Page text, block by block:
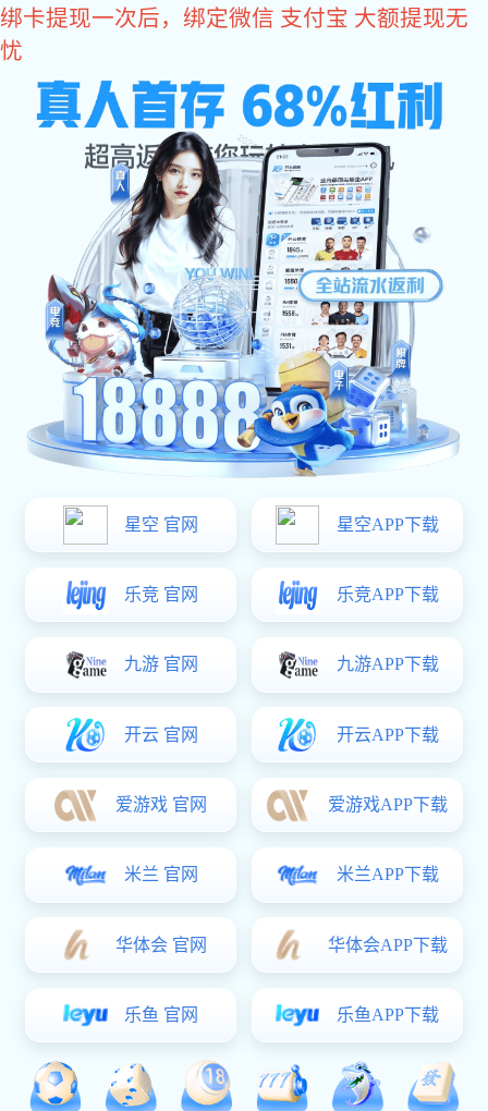
星空电子
职位名称 所属部门 学历要求 招聘人
售后技术员
星空电子兴公司/
技术部/智控组
中专或者以上
业务员
美润公司/家装橡
胶事业部
高中以上 2 佛
乾泽公司/销售二
车用后加车间
质检员
美润公司/品质部/
高中及以上 2
钣金工程师
星空电子五金本
部/实验车间
大专及以上
质检员
美润公司/品质部/
汽车品质控制QC
高中及以上 1